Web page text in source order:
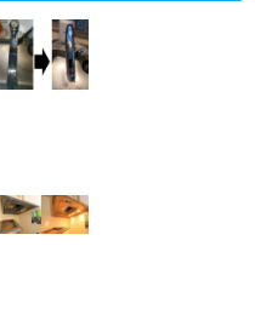
チレス水栓にDIY
で交換